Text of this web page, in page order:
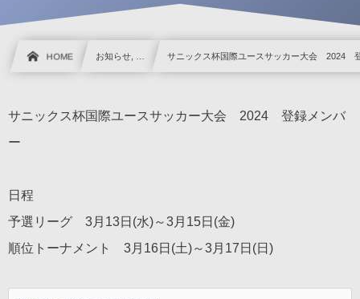
HOME お知らせ, … サニックス杯国際ユースサッカー大会 2024
サニックス杯国際ユースサッカー大会 2024 登録メンバ
ー
日程
予選リーグ 3月13日(水)～3月15日(金)
順位トーナメント 3月16日(土)～3月17日(日)